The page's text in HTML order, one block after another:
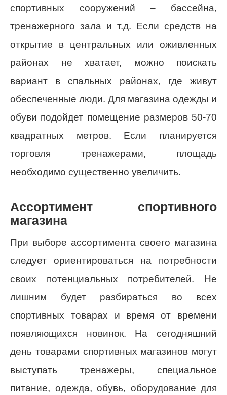
спортивных сооружений – бассейна,
тренажерного зала и т.д. Если средств на
открытие в центральных или оживленных
районах не хватает, можно поискать
вариант в спальных районах, где живут
обеспеченные люди. Для магазина одежды и
обуви подойдет помещение размеров 50-70
квадратных метров. Если планируется
торговля тренажерами, площадь
необходимо существенно увеличить.
Ассортимент спортивного
магазина
При выборе ассортимента своего магазина
следует ориентироваться на потребности
своих потенциальных потребителей. Не
лишним будет разбираться во всех
спортивных товарах и время от времени
появляющихся новинок. На сегодняшний
день товарами спортивных магазинов могут
выступать тренажеры, специальное
питание, одежда, обувь, оборудование для